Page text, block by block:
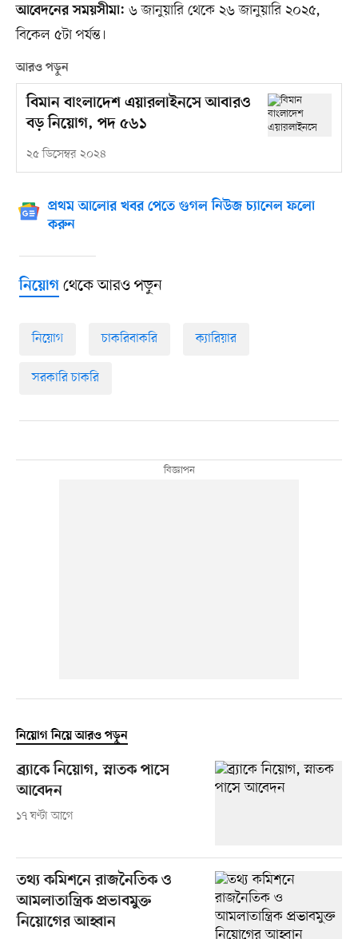
আবেদনের সময়সীমা: ৬ জানুয়ারি থেকে ২৬ জানুয়ারি ২০২৫,
বিকেল ৫টা পর্যন্ত।
আরও পড়ুন
বিমান বাংলাদেশ এয়ারলাইনসে আবারও
বড় নিয়োগ, পদ ৫৬১
২৫ ডিসেম্বর ২০২৪
প্রথম আলোর খবর পেতে গুগল নিউজ চ্যানেল ফলো
করুন
নিয়োগথেকে আরও পড়ুন
নিয়োগ চাকরিবাকরি ক্যারিয়ার
সরকারি চাকরি
নিয়োগ নিয়ে আরও পড়ুন
ব্র্যাকে নিয়োগ, স্নাতক পাসে
আবেদন
১৭ ঘণ্টা আগে
তথ্য কমিশনে রাজনৈতিক ও
আমলাতান্ত্রিক প্রভাবমুক্ত
নিয়োগের আহ্বান